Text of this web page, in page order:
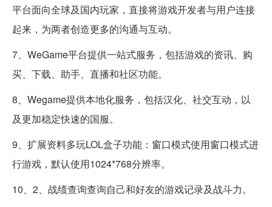
平台面向全球及国内玩家，直接将游戏开发者与用户连接
起来，为两者创造更多的沟通与互动。
7、WeGame平台提供一站式服务，包括游戏的资讯、购
买、下载、助手、直播和社区功能。
8、Wegame提供本地化服务，包括汉化、社交互动，以
及更加稳定快速的国服。
9、扩展资料多玩LOL盒子功能：窗口模式使用窗口模式进
行游戏，默认使用1024*768分辨率。
10、2、战绩查询查询自己和好友的游戏记录及战斗力。